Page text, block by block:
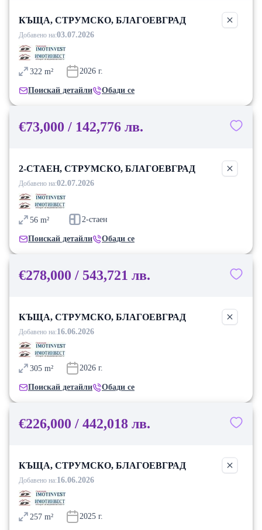
КЪЩА, СТРУМСКО, БЛАГОЕВГРАД
Добавено на:03.07.2026
322 m² 2026 г.
Поискай детайли Обади се
€73,000 / 142,776 лв.
2-СТАЕН, СТРУМСКО, БЛАГОЕВГРАД
Добавено на:02.07.2026
56 m² 2-стаен
Поискай детайли Обади се
€278,000 / 543,721 лв.
КЪЩА, СТРУМСКО, БЛАГОЕВГРАД
Добавено на:16.06.2026
305 m² 2026 г.
Поискай детайли Обади се
€226,000 / 442,018 лв.
КЪЩА, СТРУМСКО, БЛАГОЕВГРАД
Добавено на:16.06.2026
257 m² 2025 г.